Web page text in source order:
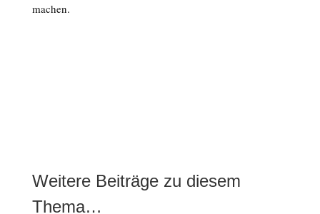
machen.
Weitere Beiträge zu diesem
Thema…